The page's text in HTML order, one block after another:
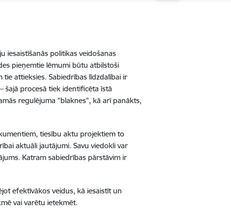
iesaistīšanās politikas veidošanas
pieņemtie lēmumi būtu atbilstoši
attieksies. Sabiedrības līdzdalībai ir
šajā procesā tiek identificēta īstā
regulējuma "blaknes", kā arī panākts,
tiesību aktu projektiem to
aktuāli jautājumi. Savu viedokli var
Katram sabiedrības pārstāvim ir
efektīvākos veidus, kā iesaistīt un
vai varētu ietekmēt.